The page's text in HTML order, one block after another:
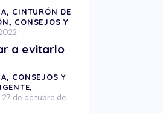
CINTURÓN DE
CONSEJOS Y
a evitarlo
CONSEJOS Y
27 de octubre de